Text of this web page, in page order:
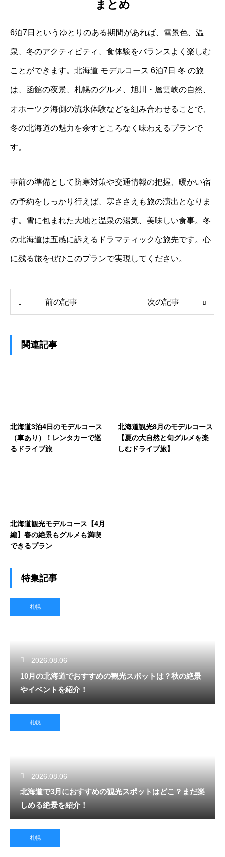
まとめ
6泊7日というゆとりのある期間があれば、雪景色、温
泉、冬のアクティビティ、食体験をバランスよく楽しむ
ことができます。北海道 モデルコース 6泊7日 冬 の旅
は、函館の夜景、札幌のグルメ、旭川・層雲峡の自然、
オホーツク海側の流氷体験などを組み合わせることで、
冬の北海道の魅力を余すところなく味わえるプランで
す。
事前の準備として防寒対策や交通情報の把握、暖かい宿
の予約をしっかり行えば、寒ささえも旅の演出となりま
す。雪に包まれた大地と温泉の湯気、美味しい食事。冬
の北海道は五感に訴えるドラマティックな旅先です。心
に残る旅をぜひこのプランで実現してください。
前の記事 次の記事
関連記事
北海道3泊4日のモデルコース
（車あり）！レンタカーで巡
るドライブ旅
北海道観光8月のモデルコース
【夏の大自然と旬グルメを楽
しむドライブ旅】
北海道観光モデルコース【4月
編】春の絶景もグルメも満喫
できるプラン
特集記事
札幌
2026.08.06
10月の北海道でおすすめの観光スポットは？秋の絶景
やイベントを紹介！
札幌
2026.08.06
北海道で3月におすすめの観光スポットはどこ？まだ楽
しめる絶景を紹介！
札幌